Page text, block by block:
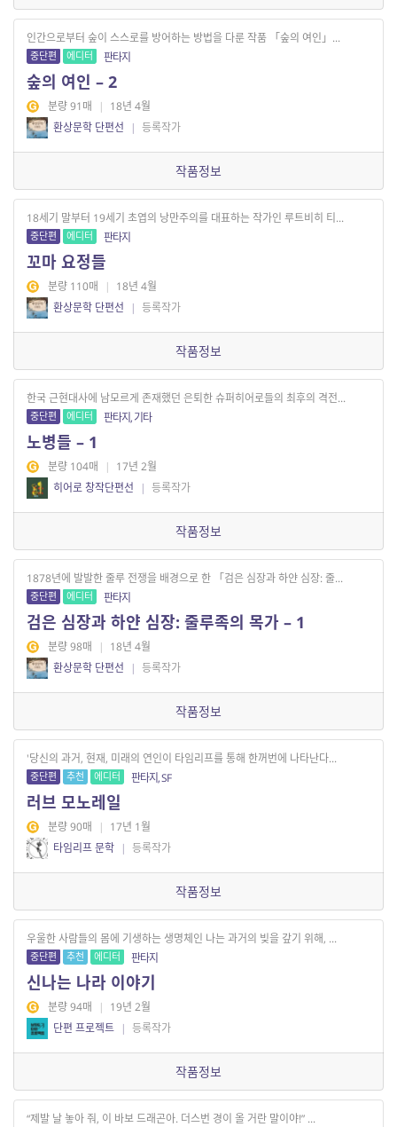
인간으로부터 숲이 스스로를 방어하는 방법을 다룬 작품 「숲의 여인」...
중단편 에디터 판타지
숲의 여인 – 2
분량 91매 | 18년 4월
환상문학 단편선
| 등록작가
작품정보
18세기 말부터 19세기 초엽의 낭만주의를 대표하는 작가인 루트비히 티...
중단편 에디터 판타지
꼬마 요정들
분량 110매 | 18년 4월
환상문학 단편선
| 등록작가
작품정보
한국 근현대사에 남모르게 존재했던 은퇴한 슈퍼히어로들의 최후의 격전...
중단편 에디터 판타지, 기타
노병들 – 1
분량 104매 | 17년 2월
히어로 창작단편선
| 등록작가
작품정보
1878년에 발발한 줄루 전쟁을 배경으로 한 「검은 심장과 하얀 심장: 줄...
중단편 에디터 판타지
검은 심장과 하얀 심장: 줄루족의 목가 – 1
분량 98매 | 18년 4월
환상문학 단편선
| 등록작가
작품정보
'당신의 과거, 현재, 미래의 연인이 타임리프를 통해 한꺼번에 나타난다...
중단편 추천 에디터 판타지, SF
러브 모노레일
분량 90매 | 17년 1월
타임리프 문학 | 등록작가
작품정보
우울한 사람들의 몸에 기생하는 생명체인 나는 과거의 빚을 갚기 위해, ...
중단편 추천 에디터 판타지
신나는 나라 이야기
분량 94매 | 19년 2월
단편 프로젝트 | 등록작가
작품정보
“제발 날 놓아 줘, 이 바보 드래곤아. 더스번 경이 올 거란 말이야!” ...